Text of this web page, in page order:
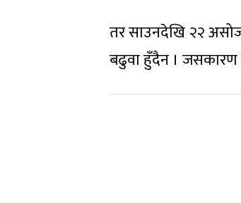
तर साउनदेखि २२
बढुवा हुँदैन । जसकारण